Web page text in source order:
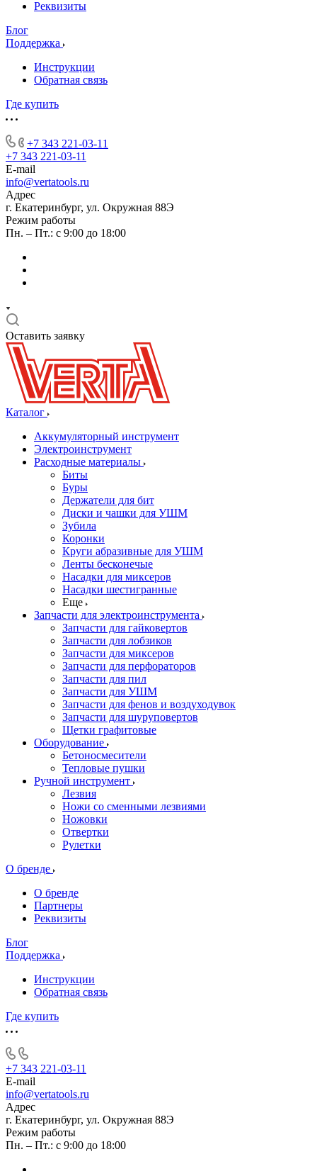
Реквизиты
Блог
Поддержка
Инструкции
Обратная связь
Где купить
+7 343 221-03-11
+7 343 221-03-11
E-mail
info@vertatools.ru
Адрес
г. Екатеринбург, ул. Окружная 88Э
Режим работы
Пн. – Пт.: с 9:00 до 18:00
Оставить заявку
Каталог
Аккумуляторный инструмент
Электроинструмент
Расходные материалы
Биты
Буры
Держатели для бит
Диски и чашки для УШМ
Зубила
Коронки
Круги абразивные для УШМ
Ленты бесконечые
Насадки для миксеров
Насадки шестигранные
Еще
Запчасти для электроинструмента
Запчасти для гайковертов
Запчасти для лобзиков
Запчасти для миксеров
Запчасти для перфораторов
Запчасти для пил
Запчасти для УШМ
Запчасти для фенов и воздуходувок
Запчасти для шуруповертов
Щетки графитовые
Оборудование
Бетоносмесители
Тепловые пушки
Ручной инструмент
Лезвия
Ножи со сменными лезвиями
Ножовки
Отвертки
Рулетки
О бренде
О бренде
Партнеры
Реквизиты
Блог
Поддержка
Инструкции
Обратная связь
Где купить
+7 343 221-03-11
E-mail
info@vertatools.ru
Адрес
г. Екатеринбург, ул. Окружная 88Э
Режим работы
Пн. – Пт.: с 9:00 до 18:00